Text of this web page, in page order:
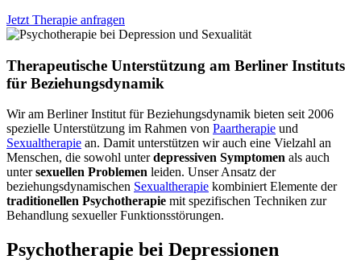
Jetzt Therapie anfragen
Therapeutische Unterstützung am Berliner Instituts
für Beziehungsdynamik
Wir am Berliner Institut für Beziehungsdynamik bieten seit 2006
spezielle Unterstützung im Rahmen von Paartherapie und
Sexualtherapie an. Damit unterstützen wir auch eine Vielzahl an
Menschen, die sowohl unterdepressiven Symptomen als auch
untersexuellen Problemen leiden. Unser Ansatz der
beziehungsdynamischen Sexualtherapie kombiniert Elemente der
traditionellen Psychotherapie mit spezifischen Techniken zur
Behandlung sexueller Funktionsstörungen.
Psychotherapie bei Depressionen